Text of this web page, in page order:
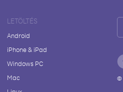
LETÖLTÉS
Android
iPhone & iPad
Windows PC
Mac
©